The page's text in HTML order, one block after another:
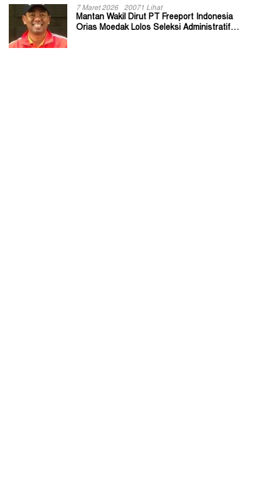
7 Maret 2026 20071 Lihat
Mantan Wakil Dirut PT Freeport Indonesia
Orias Moedak Lolos Seleksi Administratif